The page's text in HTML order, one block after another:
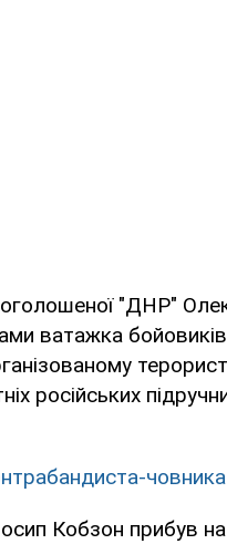
"ДНР"
ватажка
російських
Кобзон прибув